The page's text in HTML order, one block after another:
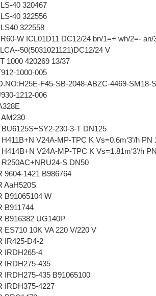
40 320467
40 322556
322558
W ICL01D11 DC12/24 bn/1=+ wh/2=- an/
50(5031021121)DC12/24 V
1000 420269 13/37
1000-005
F45-SB-2048-ABZC-4469-
1212-006
230-3-T DN125
V24A-MP-TPC K Vs=0.6m‘3’/h
V24A-MP-TPC K Vs=1.81m‘3’/h
S DN50
9604-1421 B986764
AaH520S
B91065104 W
B911744
B916382 UG140P
ES710 10K VA 220 V/220 V
IR425-D4-2
IRDH265-4
IRDH275-435
IRDH275-435 B91065100
IRDH375-4227